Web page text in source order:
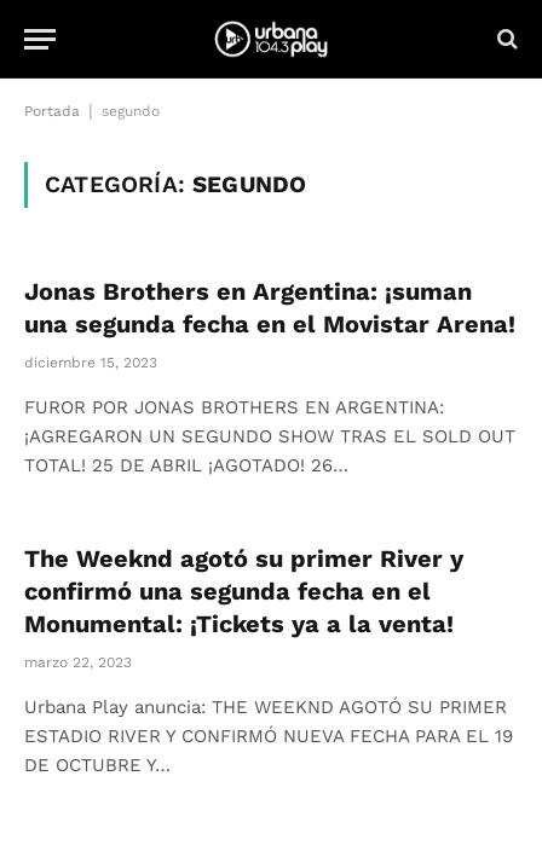
Portada segundo
CATEGORÍA:SEGUNDO
Jonas Brothers en Argentina: ¡suman
una segunda fecha en el Movistar Arena!
diciembre 15, 2023
FUROR POR JONAS BROTHERS EN ARGENTINA:
¡AGREGARON UN SEGUNDO SHOW TRAS EL SOLD OUT
TOTAL! 25 DE ABRIL ¡AGOTADO! 26…
The Weeknd agotó su primer River y
confirmó una segunda fecha en el
Monumental: ¡Tickets ya a la venta!
marzo 22, 2023
Urbana Play anuncia: THE WEEKND AGOTÓ SU PRIMER
ESTADIO RIVER Y CONFIRMÓ NUEVA FECHA PARA EL 19
DE OCTUBRE Y…